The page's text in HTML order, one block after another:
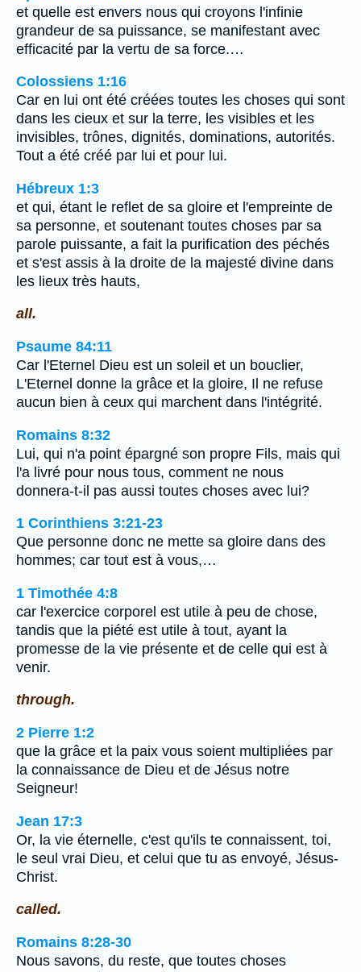
et quelle est envers nous qui croyons l'infinie
grandeur de sa puissance, se manifestant avec
efficacité par la vertu de sa force.…
Colossiens 1:16
Car en lui ont été créées toutes les choses qui sont
dans les cieux et sur la terre, les visibles et les
invisibles, trônes, dignités, dominations, autorités.
Tout a été créé par lui et pour lui.
Hébreux 1:3
et qui, étant le reflet de sa gloire et l'empreinte de
sa personne, et soutenant toutes choses par sa
parole puissante, a fait la purification des péchés
et s'est assis à la droite de la majesté divine dans
les lieux très hauts,
all.
Psaume 84:11
Car l'Eternel Dieu est un soleil et un bouclier,
L'Eternel donne la grâce et la gloire, Il ne refuse
aucun bien à ceux qui marchent dans l'intégrité.
Romains 8:32
Lui, qui n'a point épargné son propre Fils, mais qui
l'a livré pour nous tous, comment ne nous
donnera-t-il pas aussi toutes choses avec lui?
1 Corinthiens 3:21-23
Que personne donc ne mette sa gloire dans des
hommes; car tout est à vous,…
1 Timothée 4:8
car l'exercice corporel est utile à peu de chose,
tandis que la piété est utile à tout, ayant la
promesse de la vie présente et de celle qui est à
venir.
through.
2 Pierre 1:2
que la grâce et la paix vous soient multipliées par
la connaissance de Dieu et de Jésus notre
Seigneur!
Jean 17:3
Or, la vie éternelle, c'est qu'ils te connaissent, toi,
le seul vrai Dieu, et celui que tu as envoyé, Jésus-
Christ.
called.
Romains 8:28-30
Nous savons, du reste, que toutes choses